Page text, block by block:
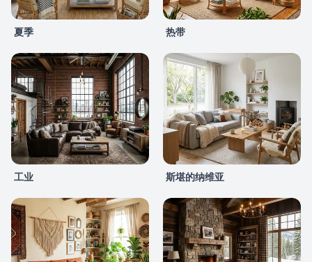
夏季 热带
工业 斯堪的纳维亚